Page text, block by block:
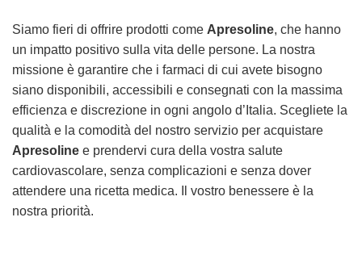
Siamo fieri di offrire prodotti come Apresoline, che hanno
un impatto positivo sulla vita delle persone. La nostra
missione è garantire che i farmaci di cui avete bisogno
siano disponibili, accessibili e consegnati con la massima
efficienza e discrezione in ogni angolo d’Italia. Scegliete la
qualità e la comodità del nostro servizio per acquistare
Apresoline e prendervi cura della vostra salute
cardiovascolare, senza complicazioni e senza dover
attendere una ricetta medica. Il vostro benessere è la
nostra priorità.